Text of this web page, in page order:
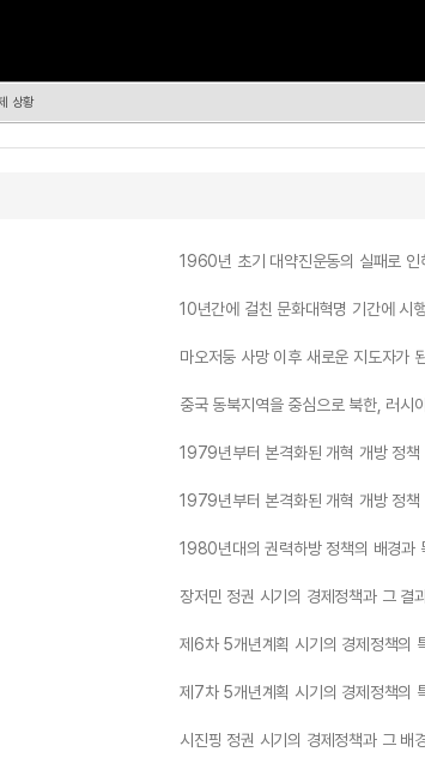
상황
1960년 초기 대약진운동의 실패로 인
10년간에 걸친 문화대혁명 기간에 시
마오저둥 사망 이후 새로운 지도자가
중국 동북지역을 중심으로 북한, 러시
1979년부터 본격화된 개혁 개방 정책
1979년부터 본격화된 개혁 개방 정책
1980년대의 권력하방 정책의 배경과
장저민 정권 시기의 경제정책과 그 결
제6차 5개년계획 시기의 경제정책의
제7차 5개년계획 시기의 경제정책의
시진핑 정권 시기의 경제정책과 그 배